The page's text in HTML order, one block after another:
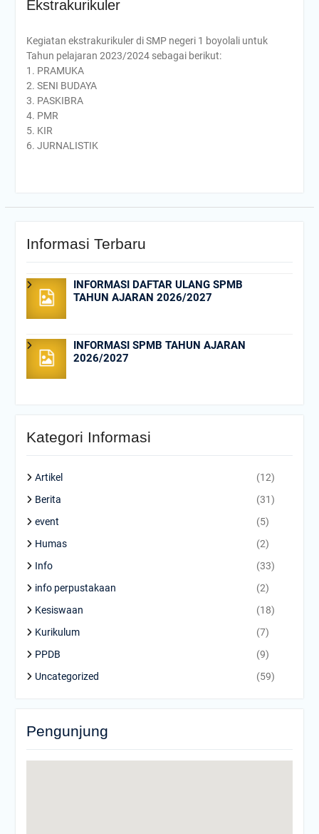
Hari Pertama di SMP
Lancar dan Penuh
Antusiasme
Prestasi Membanggakan!
Dua Siswa SMP Negeri 1
Boyolali Raih Juara di
“Dari Keterbatasan Menuju
Ekstrakurikuler
Kegiatan ekstrakurikuler di SMP negeri 1 boyolali untuk
Tahun pelajaran 2023/2024 sebagai berikut:
1. PRAMUKA
2. SENI BUDAYA
3. PASKIBRA
4. PMR
5. KIR
6. JURNALISTIK
Informasi Terbaru
INFORMASI DAFTAR ULANG SPMB
TAHUN AJARAN 2026/2027
INFORMASI SPMB TAHUN AJARAN
2026/2027
Kategori Informasi
Artikel
(12)
Berita
(31)
event
(5)
Humas
(2)
Info
(33)
info perpustakaan
(2)
Kesiswaan
(18)
Kurikulum
(7)
PPDB
(9)
Uncategorized
(59)
Pengunjung